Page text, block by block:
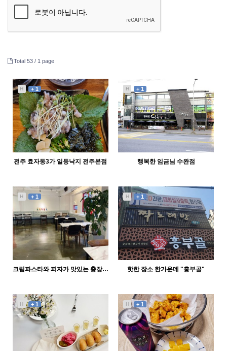
Total 53 / 1 page
H + 1
외눈바기42
전주 효자동3가 일등낙지 전주본점
H + 1
외눈바기42
행복한 임금님 수완점
H + 1
외눈바기42
크림파스타와 피자가 맛있는 충장로맛집-1st Recipe(퍼스트레시피)
H + 1
abcd
핫한 장소 한가운데 "흥부골"
H + 1 H + 1